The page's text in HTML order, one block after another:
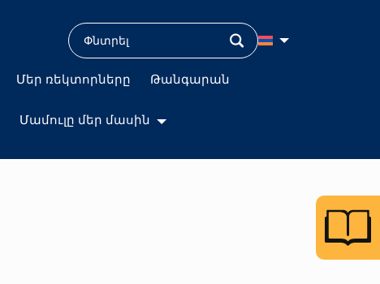
Մեր ռեկտորները Թանգարան
Մամուլը մեր մասին